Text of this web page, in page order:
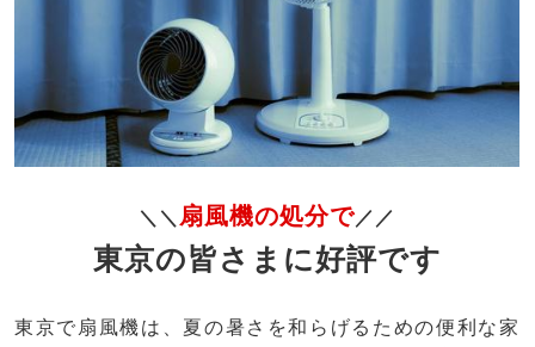
＼＼ 扇風機の処分で／／
東京の皆さまに好評です
東京で扇風機は、夏の暑さを和らげるための便利な家